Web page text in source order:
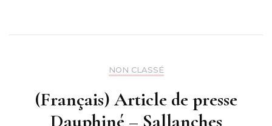
NON CLASSÉ
(Français) Article de presse
Dauphiné – Sallanches